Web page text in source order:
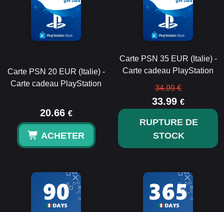
Carte PSN 20 EUR (Italie) -
Carte cadeau PlayStation
20.66 €
ACHETER
Carte PSN 35 EUR (Italie) -
Carte cadeau PlayStation
34.99 €
33.99 €
RUPTURE DE
STOCK